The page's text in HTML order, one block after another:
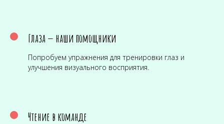
Глаза — наши помощники
Попробуем упражнения для тренировки глаз и
улучшения визуального восприятия.
Чтение в команде